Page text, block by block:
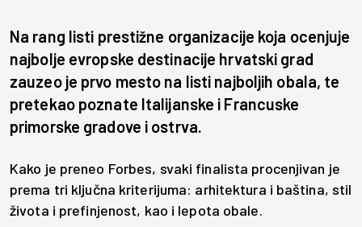
Na rang listi prestižne organizacije koja ocenjuje
najbolje evropske destinacije hrvatski grad
zauzeo je prvo mesto na listi najboljih obala, te
pretekao poznate Italijanske i Francuske
primorske gradove i ostrva.
Kako je preneo Forbes, svaki finalista procenjivan je
prema tri ključna kriterijuma: arhitektura i baština, stil
života i prefinjenost, kao i lepota obale.